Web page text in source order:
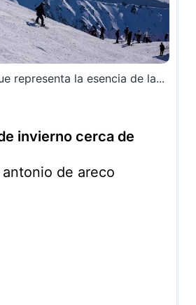
representa la esencia de la...
invierno cerca de